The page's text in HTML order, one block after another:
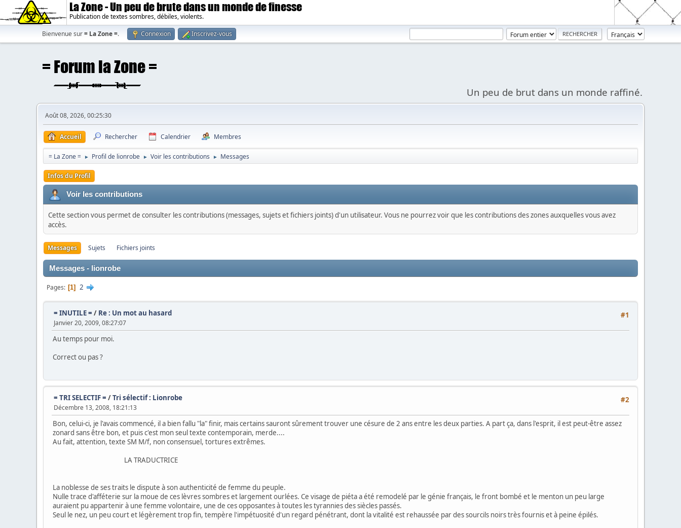
La Zone - Un peu de brute dans un monde de finesse
Publication de textes sombres, débiles, violents.
Bienvenue sur= La Zone =. Connexion Inscrivez-vous
Un peu de brut dans un monde raffiné.
Août 08, 2026, 00:25:30
Accueil Rechercher Calendrier Membres
= La Zone = ► Profil de lionrobe ► Voir les contributions ► Messages
Infos du Profil
Voir les contributions
Cette section vous permet de consulter les contributions (messages, sujets et fichiers joints) d'un utilisateur. Vous ne pourrez voir que les contributions des zones auxquelles vous avez
accès.
Messages Sujets Fichiers joints
Messages - lionrobe
Pages 1 2
#1
= INUTILE = / Re : Un mot au hasard
Janvier 20, 2009, 08:27:07
Au temps pour moi.
Correct ou pas ?
#2
= TRI SELECTIF = /Tri sélectif : Lionrobe
Décembre 13, 2008, 18:21:13
Bon, celui-ci, je l'avais commencé, il a bien fallu "la" finir, mais certains sauront sûrement trouver une césure de 2 ans entre les deux parties. A part ça, dans l'esprit, il est peut-être assez
zonard sans être bon, et puis c'est mon seul texte contemporain, merde....
Au fait, attention, texte SM M/f, non consensuel, tortures extrêmes.
LA TRADUCTRICE
La noblesse de ses traits le dispute à son authenticité de femme du peuple.
Nulle trace d'afféterie sur la moue de ces lèvres sombres et largement ourlées. Ce visage de piéta a été remodelé par le génie français, le front bombé et le menton un peu large
auraient pu appartenir à une femme volontaire, une de ces opposantes à toutes les tyrannies des siècles passés.
Seul le nez, un peu court et légèrement trop fin, tempère l'impétuosité d'un regard pénétrant, dont la vitalité est rehaussée par des sourcils noirs très fournis et à peine épilés.